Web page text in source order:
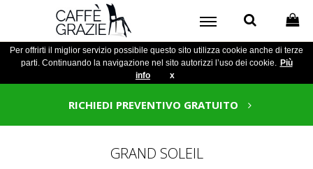
Per offrirti il miglior servizio possibile questo sito utilizza cookie anche di terze
parti. Continuando la navigazione nel sito autorizzi l’uso dei cookie. Più
info
x
RICHIEDI PREVENTIVO GRATUITO
GRAND SOLEIL